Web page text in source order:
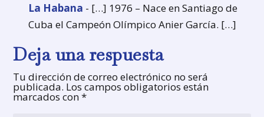
La Habana - […] 1976 – Nace en Santiago de
Cuba el Campeón Olímpico Anier García. […]
Deja una respuesta
Tu dirección de correo electrónico no será
publicada. Los campos obligatorios están
marcados con*